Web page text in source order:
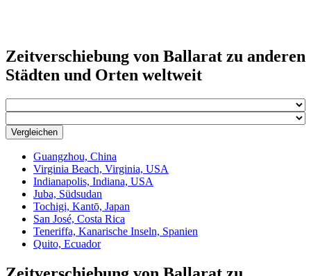
Zeitverschiebung von Ballarat zu anderen
Städten und Orten weltweit
Vergleichen
Guangzhou, China
Virginia Beach, Virginia, USA
Indianapolis, Indiana, USA
Juba, Südsudan
Tochigi, Kantō, Japan
San José, Costa Rica
Teneriffa, Kanarische Inseln, Spanien
Quito, Ecuador